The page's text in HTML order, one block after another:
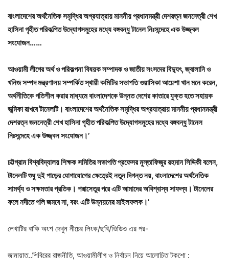
বাংলাদেশের অর্থনৈতিক সমৃদ্ধির অগ্রযাত্রায় মাননীয় প্রধানমন্ত্রী দেশরত্ন জননেত্রী শেখ
হাসিনা গৃহীত পরিকল্পিত উদ্যোগসমুহের মধ্যে বঙ্গবন্ধু টানেল নিঃসন্দেহে এক উজ্জ্বল
সংযোজন……
আওয়ামী লীগের অর্থ ও পরিকল্পনা বিষয়ক সম্পাদক ও জাতীয় সংসদের বিদ্যুৎ, জ্বালানি ও
খনিজ সম্পদ মন্ত্রণালয় সম্পর্কিত স্থায়ী কমিটির সভাপতি ওয়াসিকা আয়েশা খান মনে করেন,
অর্থনীতিকে গতিশীল করার মাধ্যমে বাংলাদেশকে উন্নত দেশের কাতারে যুক্ত হতে সহায়ক
ভূমিকা রাখবে টানেলটি। বাংলাদেশের অর্থনৈতিক সমৃদ্ধির অগ্রযাত্রায় মাননীয় প্রধানমন্ত্রী
দেশরত্ন জননেত্রী শেখ হাসিনা গৃহীত পরিকল্পিত উদ্যোগসমুহের মধ্যে বঙ্গবন্ধু টানেল
নিঃসন্দেহে এক উজ্জ্বল সংযোজন।’
চট্টগ্রাম বিশ্ববিদ্যালয় শিক্ষক সমিতির সভাপতি প্রফেসর মুস্তাফিজুর রহমান সিদ্দিকী বলেন,
টানেলটি শুধু দুই পাড়ের যোগাযোগের ক্ষেত্রেই নতুন দিগন্ত নয়, বাংলাদেশের অর্থনৈতিক
সামর্থ্য ও সক্ষমতার প্রতিক। পদ্মাসেতুর পরে এটি আমাদের অবিশ্বাস্য সাফল্য। টানেলের
ফলে নদীতে পলি জমবে না, বরং এটি উন্নয়নের মাইলফলক।’
লেখাটির বাকি অংশ দেখুন নীচের লিংক/ছবি/ভিডিও এর পর-
জামায়াত..শিবিরের রাজনীতি, আওয়ামীলীগ ও নির্বাচন নিয়ে আলোচিত টকশো :